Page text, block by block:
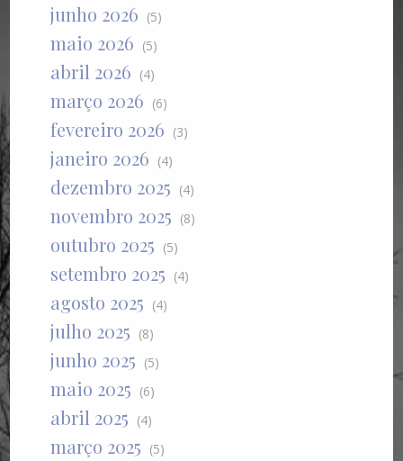
junho 2026 (5)
maio 2026 (5)
abril 2026 (4)
março 2026 (6)
fevereiro 2026 (3)
janeiro 2026 (4)
dezembro 2025 (4)
novembro 2025 (8)
outubro 2025 (5)
setembro 2025 (4)
agosto 2025 (4)
julho 2025 (8)
junho 2025 (5)
maio 2025 (6)
abril 2025 (4)
março 2025 (5)